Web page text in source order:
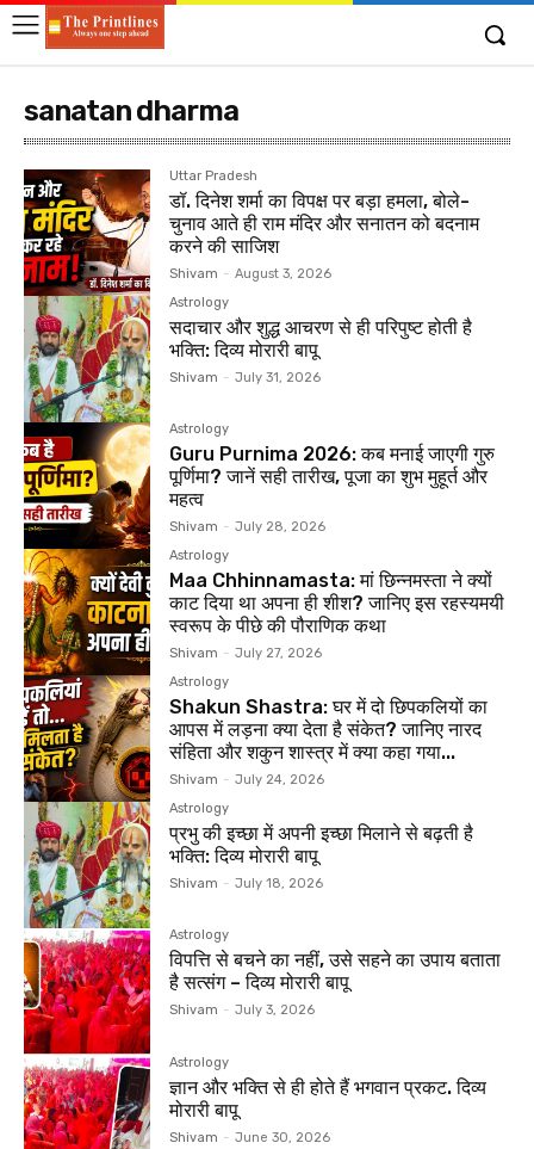
sanatan dharma
Uttar Pradesh
डॉ. दिनेश शर्मा का विपक्ष पर बड़ा हमला, बोले-
चुनाव आते ही राम मंदिर और सनातन को बदनाम
करने की साजिश
Shivam - August 3, 2026
Astrology
सदाचार और शुद्ध आचरण से ही परिपुष्ट होती है
भक्ति: दिव्य मोरारी बापू
Shivam - July 31, 2026
Astrology
Guru Purnima 2026: कब मनाई जाएगी गुरु
पूर्णिमा? जानें सही तारीख, पूजा का शुभ मुहूर्त और
महत्व
Shivam - July 28, 2026
Astrology
Maa Chhinnamasta: मां छिन्नमस्ता ने क्यों
काट दिया था अपना ही शीश? जानिए इस रहस्यमयी
स्वरूप के पीछे की पौराणिक कथा
Shivam - July 27, 2026
Astrology
Shakun Shastra: घर में दो छिपकलियों का
आपस में लड़ना क्या देता है संकेत? जानिए नारद
संहिता और शकुन शास्त्र में क्या कहा गया...
Shivam - July 24, 2026
Astrology
प्रभु की इच्छा में अपनी इच्छा मिलाने से बढ़ती है
भक्ति: दिव्य मोरारी बापू
Shivam - July 18, 2026
Astrology
विपत्ति से बचने का नहीं, उसे सहने का उपाय बताता
है सत्संग – दिव्य मोरारी बापू
Shivam - July 3, 2026
Astrology
ज्ञान और भक्ति से ही होते हैं भगवान प्रकट. दिव्य
मोरारी बापू
Shivam - June 30, 2026